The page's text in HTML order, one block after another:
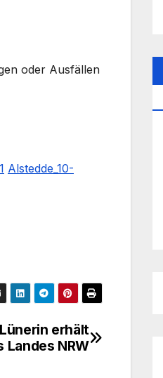
oder Ausfällen
Alstedde_10-
erhält
NRW